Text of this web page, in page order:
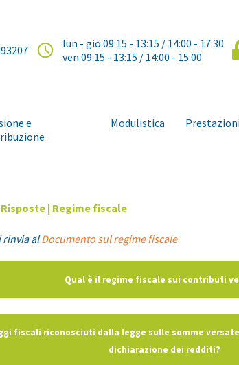
lun - gio 09:15 - 13:15 / 14:00 - 17:30
ven 09:15 - 13:15 / 14:00 - 15:00
e
Modulistica
| Regime fiscale
alDocumento sul regime fiscale
Qual è il regime fiscale sui contributi
fiscali riconosciuti dalla legge sulle somme
dichiarazione dei redditi?